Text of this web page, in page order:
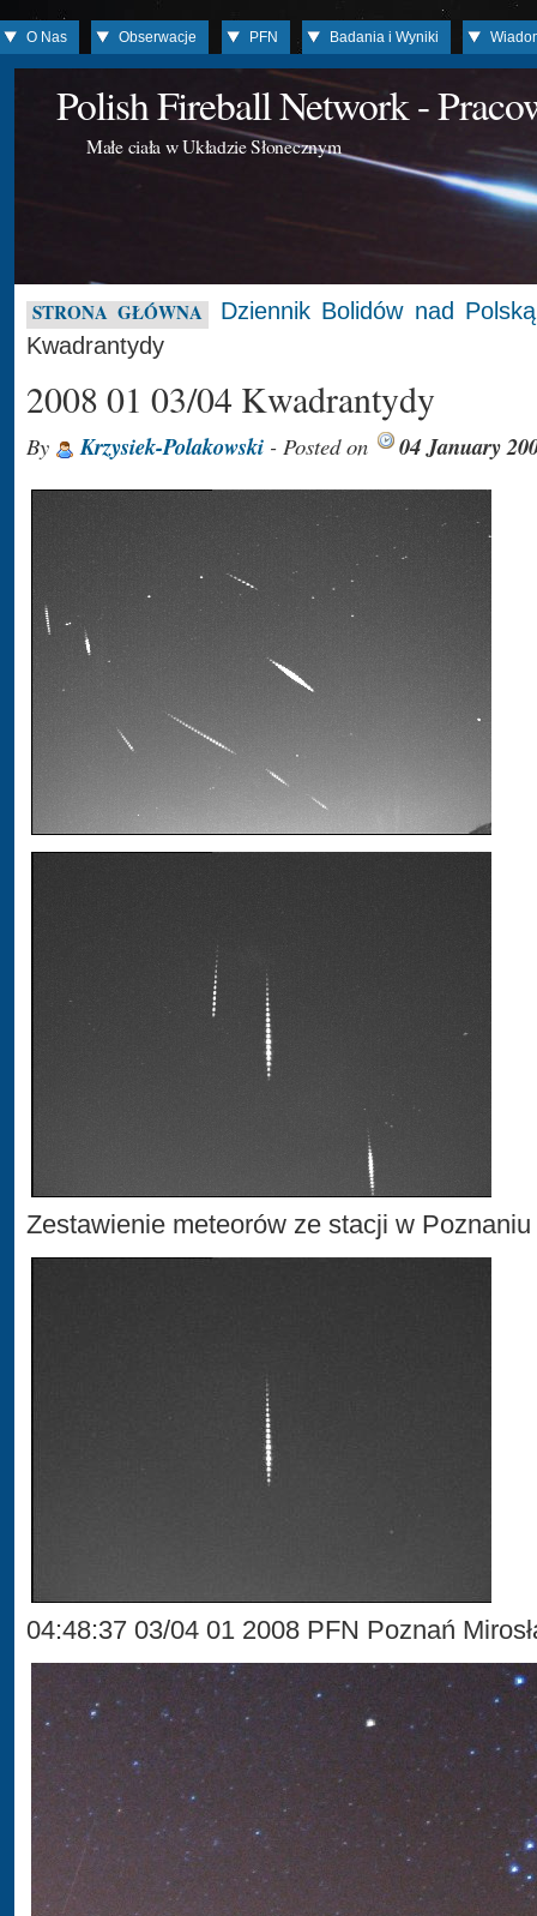
O Nas Obserwacje PFN Badania i Wyniki
Polish Fireball Network -
Małe ciała w Układzie Słonecznym
STRONA GŁÓWNA Dziennik Bolidów nad Polską
Kwadrantydy
2008 01 03/04 Kwadrantydy
By Krzysiek-Polakowski - Posted on 04 January
Zestawienie meteorów ze stacji w Poznaniu
04:48:37 03/04 01 2008 PFN Poznań